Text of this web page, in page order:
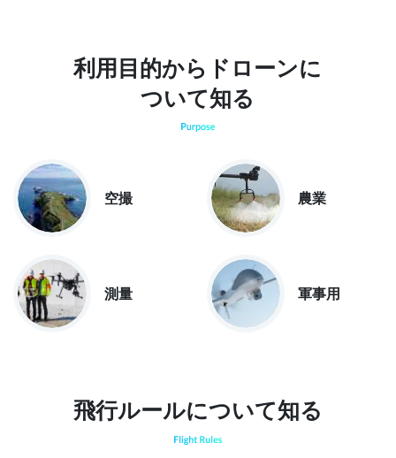
利用目的からドローンに
ついて知る
空撮 農業
測量 軍事用
飛行ルールについて知る